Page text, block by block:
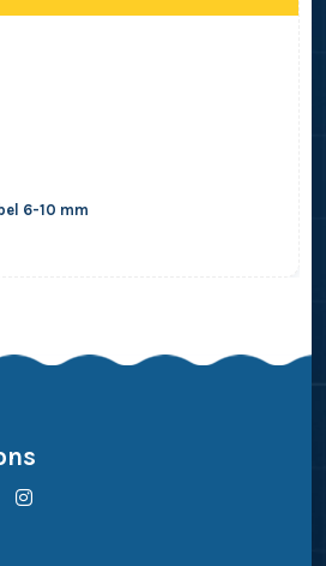
6-10 mm